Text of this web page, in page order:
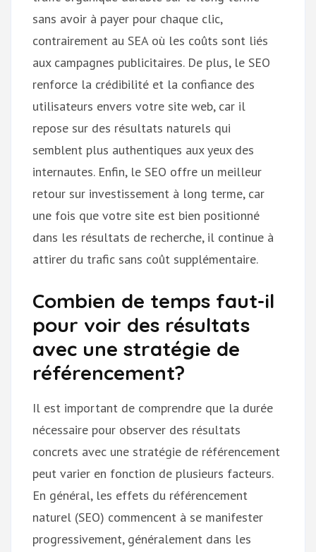
sans avoir à payer pour chaque clic,
contrairement au SEA où les coûts sont liés
aux campagnes publicitaires. De plus, le SEO
renforce la crédibilité et la confiance des
utilisateurs envers votre site web, car il
repose sur des résultats naturels qui
semblent plus authentiques aux yeux des
internautes. Enfin, le SEO offre un meilleur
retour sur investissement à long terme, car
une fois que votre site est bien positionné
dans les résultats de recherche, il continue à
attirer du trafic sans coût supplémentaire.
Combien de temps faut-il
pour voir des résultats
avec une stratégie de
référencement?
Il est important de comprendre que la durée
nécessaire pour observer des résultats
concrets avec une stratégie de référencement
peut varier en fonction de plusieurs facteurs.
En général, les effets du référencement
naturel (SEO) commencent à se manifester
progressivement, généralement dans les